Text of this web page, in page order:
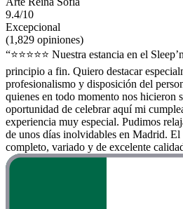
9.4/10
Excepcional
(1,829 opiniones)
“⭐⭐⭐⭐⭐ Nuestra estancia en el
principio a fin. Quiero destacar
profesionalismo y disposición del
quienes en todo momento nos hicieron
oportunidad de celebrar aquí mi
experiencia muy especial. Pudimos
de unos días inolvidables en Madrid.
completo, variado y de excelente